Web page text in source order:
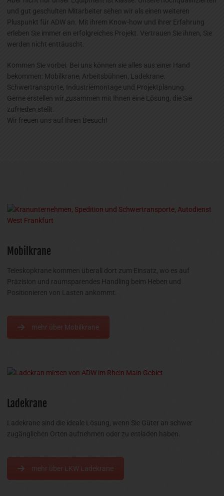
und gut geschulten Mitarbeiter sehen wir als einen weiteren
Pluspunkt für ADW an. Mit ihrem Know-how und ihrer Erfahrung
erleben Sie immer ein erfolgreiches Projekt. Vertrauen Sie ihnen, Sie
werden nicht enttäuscht.
Kommen Sie vorbei. Bei uns können sie alles aus einer Hand
bekommen: Mobilkrane, Arbeitsbühnen, Ladekrane.
Schwertransporte, Industriemontage und Projektplanung.
Gerne erstellen wir zusammen mit Ihnen eine Lösung, die Sie
zufrieden stellt.
Wir freuen uns auf Ihren Besuch!
Mobilkrane
Teleskopkrane kommen überall dort zum Einsatz, wo es auf
Präzision und raumsparendes Handling beim Heben und
Positionieren von Lasten ankommt.
mehr über Mobilkrane
Ladekrane
Ladekrane sind die ideale Lösung, wenn Sie Güter an schwer
zugänglichen Orten aufnehmen oder zu entladen haben.
mehr über LKW Ladekrane